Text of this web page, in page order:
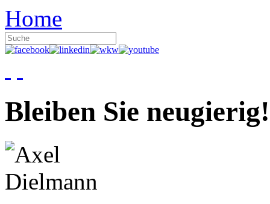
Home
Bleiben Sie neugierig!